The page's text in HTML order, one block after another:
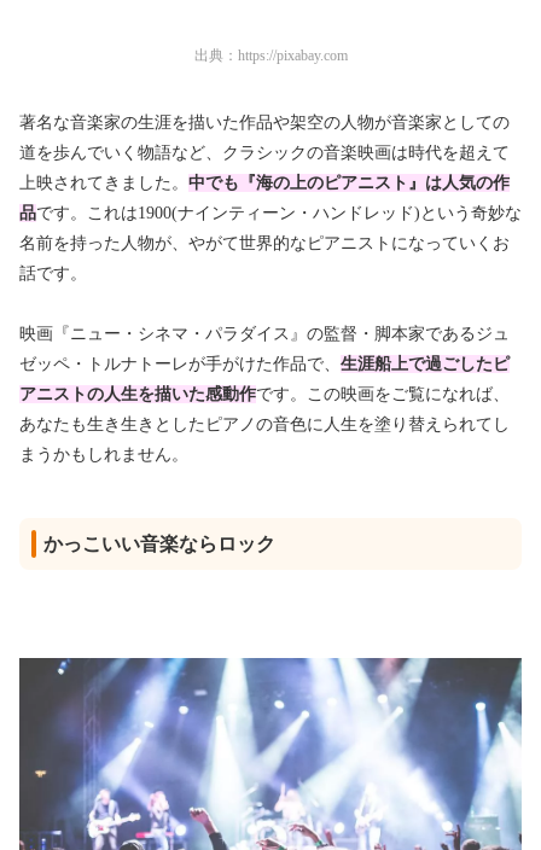
出典： https://pixabay.com
著名な音楽家の生涯を描いた作品や架空の人物が音楽家としての
道を歩んでいく物語など、クラシックの音楽映画は時代を超えて
上映されてきました。 中でも『海の上のピアニスト』は人気の作
品です。これは1900(ナインティーン・ハンドレッド)という奇妙な
名前を持った人物が、やがて世界的なピアニストになっていくお
話です。
映画『ニュー・シネマ・パラダイス』の監督・脚本家であるジュ
ゼッペ・トルナトーレが手がけた作品で、 生涯船上で過ごしたピ
アニストの人生を描いた感動作です。この映画をご覧になれば、
あなたも生き生きとしたピアノの音色に人生を塗り替えられてし
まうかもしれません。
かっこいい音楽ならロック